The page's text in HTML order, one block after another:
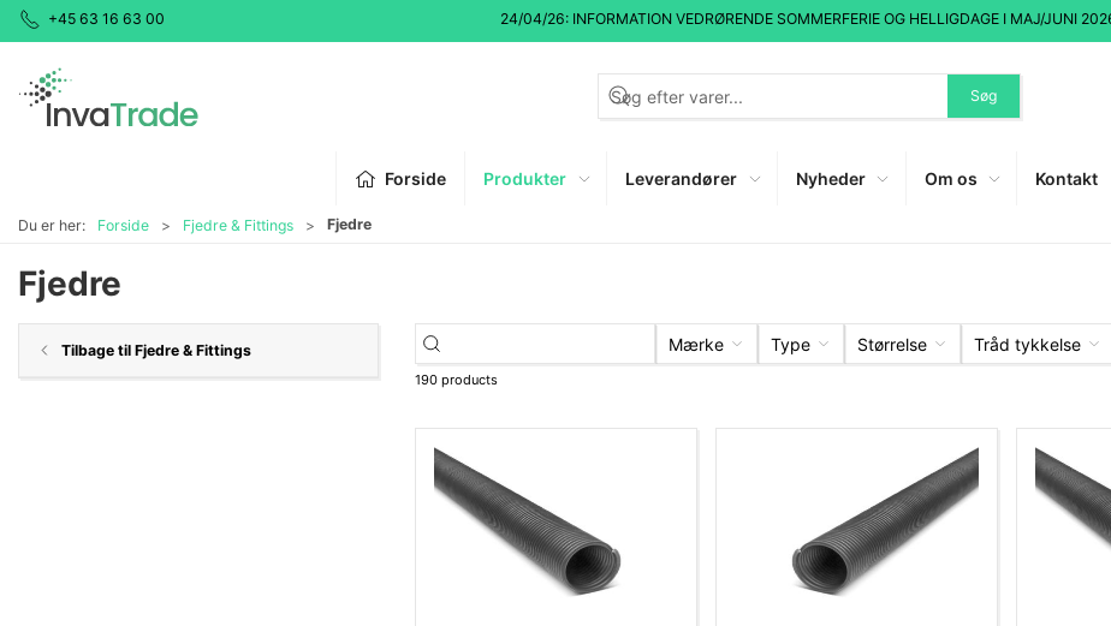
+45 63 16 63 00 24/04/26: INFORMATION VEDRØRENDE SOMMERFERIE OG HELLIGDAGE I MAJ/JUNI
Søg
Forside Produkter Leverandører Nyheder Om os Kontakt
Du er her: Forside Fjedre & Fittings Fjedre
Fjedre
Tilbage til Fjedre & Fittings Mærke Type Størrelse Tråd tykkelse
190 products